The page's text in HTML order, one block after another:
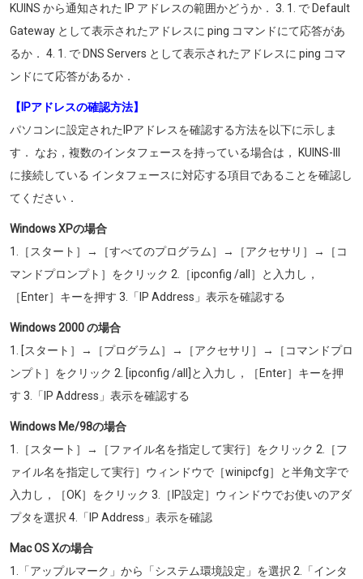
KUINS から通知された IP アドレスの範囲かどうか． 3. 1. で Default
Gateway として表示されたアドレスに ping コマンドにて応答があ
るか． 4. 1. で DNS Servers として表示されたアドレスに ping コマ
ンドにて応答があるか．
【IPアドレスの確認方法】
パソコンに設定されたIPアドレスを確認する方法を以下に示しま
す． なお，複数のインタフェースを持っている場合は， KUINS-III
に接続している インタフェースに対応する項目であることを確認し
てください．
Windows XPの場合
1.［スタート］→［すべてのプログラム］→［アクセサリ］→［コ
マンドプロンプト］をクリック 2.［ipconfig /all］と入力し，
［Enter］キーを押す 3.「IP Address」表示を確認する
Windows 2000 の場合
1. [スタート］→［プログラム］→［アクセサリ］→［コマンドプロ
ンプト］をクリック 2. [ipconfig /all]と入力し，［Enter］キーを押
す 3.「IP Address」表示を確認する
Windows Me/98の場合
1.［スタート］→［ファイル名を指定して実行］をクリック 2.［フ
ァイル名を指定して実行］ウィンドウで［winipcfg］と半角文字で
入力し，［OK］をクリック 3.［IP設定］ウィンドウでお使いのアダ
プタを選択 4.「IP Address」表示を確認
Mac OS Xの場合
1.「アップルマーク」から「システム環境設定」を選択 2.「インタ